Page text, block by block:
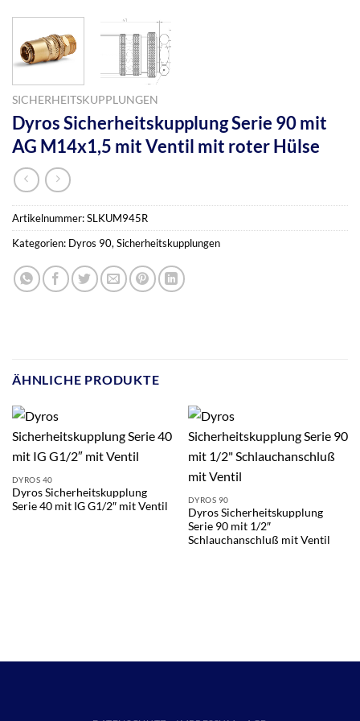
SICHERHEITSKUPPLUNGEN
Dyros Sicherheitskupplung Serie 90 mit
AG M14x1,5 mit Ventil mit roter Hülse
Artikelnummer:SLKUM945R
Kategorien: Dyros 90,Sicherheitskupplungen
ÄHNLICHE PRODUKTE
DYROS 40
Dyros Sicherheitskupplung
Serie 40 mit IG G1/2″ mit Ventil
DYROS 90
Dyros Sicherheitskupplung
Serie 90 mit 1/2″
Schlauchanschluß mit Ventil